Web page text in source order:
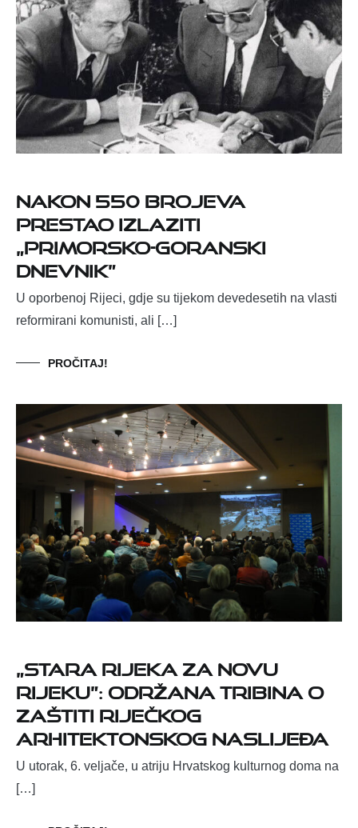
Nakon 550 brojeva
prestao izlaziti
„Primorsko-goranski
dnevnik”
U oporbenoj Rijeci, gdje su tijekom devedesetih na vlasti
reformirani komunisti, ali […]
PROČITAJ!
„Stara Rijeka za novu
Rijeku”: Održana tribina o
zaštiti riječkog
arhitektonskog naslijeđa
U utorak, 6. veljače, u atriju Hrvatskog kulturnog doma na
[…]